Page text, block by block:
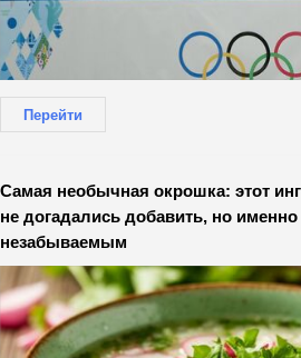
Перейти
Самая необычная окрошка: этот
не догадались добавить, но
незабываемым